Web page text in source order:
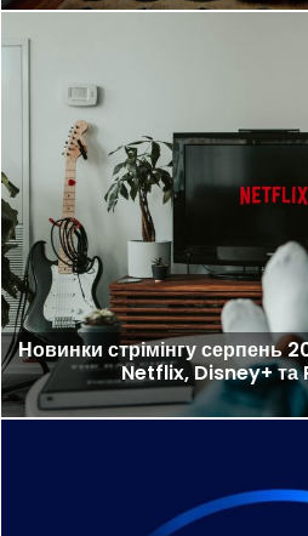
Новинки стрімінгу серпень
Netflix, Disney+ та